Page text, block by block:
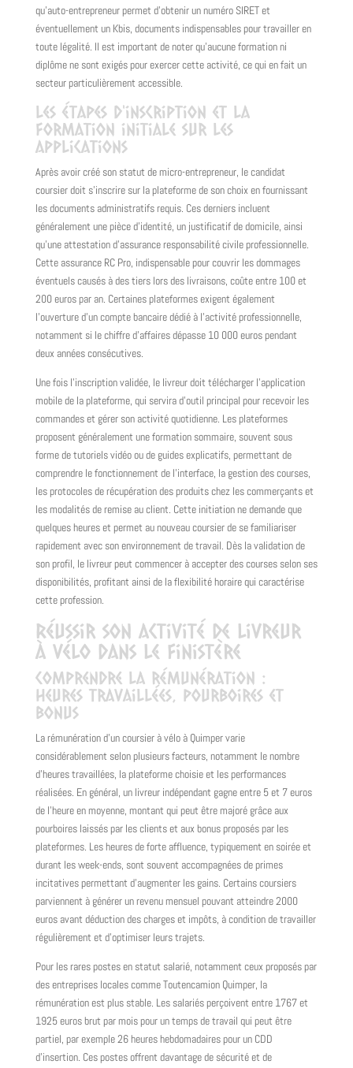
qu'auto-entrepreneur permet d'obtenir un numéro SIRET et
éventuellement un Kbis, documents indispensables pour travailler en
toute légalité. Il est important de noter qu'aucune formation ni
diplôme ne sont exigés pour exercer cette activité, ce qui en fait un
secteur particulièrement accessible.
Les étapes d'inscription et la
formation initiale sur les
applications
Après avoir créé son statut de micro-entrepreneur, le candidat
coursier doit s'inscrire sur la plateforme de son choix en fournissant
les documents administratifs requis. Ces derniers incluent
généralement une pièce d'identité, un justificatif de domicile, ainsi
qu'une attestation d'assurance responsabilité civile professionnelle.
Cette assurance RC Pro, indispensable pour couvrir les dommages
éventuels causés à des tiers lors des livraisons, coûte entre 100 et
200 euros par an. Certaines plateformes exigent également
l'ouverture d'un compte bancaire dédié à l'activité professionnelle,
notamment si le chiffre d'affaires dépasse 10 000 euros pendant
deux années consécutives.
Une fois l'inscription validée, le livreur doit télécharger l'application
mobile de la plateforme, qui servira d'outil principal pour recevoir les
commandes et gérer son activité quotidienne. Les plateformes
proposent généralement une formation sommaire, souvent sous
forme de tutoriels vidéo ou de guides explicatifs, permettant de
comprendre le fonctionnement de l'interface, la gestion des courses,
les protocoles de récupération des produits chez les commerçants et
les modalités de remise au client. Cette initiation ne demande que
quelques heures et permet au nouveau coursier de se familiariser
rapidement avec son environnement de travail. Dès la validation de
son profil, le livreur peut commencer à accepter des courses selon ses
disponibilités, profitant ainsi de la flexibilité horaire qui caractérise
cette profession.
Réussir son activité de livreur
à vélo dans le Finistère
Comprendre la rémunération :
heures travaillées, pourboires et
bonus
La rémunération d'un coursier à vélo à Quimper varie
considérablement selon plusieurs facteurs, notamment le nombre
d'heures travaillées, la plateforme choisie et les performances
réalisées. En général, un livreur indépendant gagne entre 5 et 7 euros
de l'heure en moyenne, montant qui peut être majoré grâce aux
pourboires laissés par les clients et aux bonus proposés par les
plateformes. Les heures de forte affluence, typiquement en soirée et
durant les week-ends, sont souvent accompagnées de primes
incitatives permettant d'augmenter les gains. Certains coursiers
parviennent à générer un revenu mensuel pouvant atteindre 2000
euros avant déduction des charges et impôts, à condition de travailler
régulièrement et d'optimiser leurs trajets.
Pour les rares postes en statut salarié, notamment ceux proposés par
des entreprises locales comme Toutencamion Quimper, la
rémunération est plus stable. Les salariés perçoivent entre 1767 et
1925 euros brut par mois pour un temps de travail qui peut être
partiel, par exemple 26 heures hebdomadaires pour un CDD
d'insertion. Ces postes offrent davantage de sécurité et de